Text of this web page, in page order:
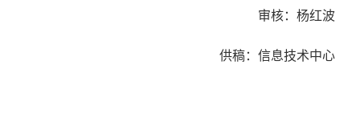
审核：杨红波
供稿：信息技术中心